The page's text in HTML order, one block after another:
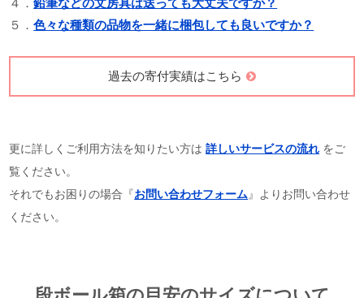
４．鉛筆などの文房具は送っても大丈夫ですか？
５．色々な種類の品物を一緒に梱包しても良いですか？
過去の寄付実績はこちら
更に詳しくご利用方法を知りたい方は詳しいサービスの流れをご
覧ください。
それでもお困りの場合『お問い合わせフォーム』よりお問い合わせ
ください。